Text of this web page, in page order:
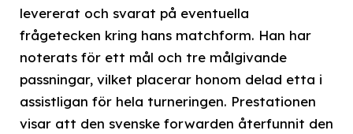
levererat och svarat på eventuella
frågetecken kring hans matchform. Han har
noterats för ett mål och tre målgivande
passningar, vilket placerar honom delad etta i
assistligan för hela turneringen. Prestationen
visar att den svenske forwarden återfunnit den